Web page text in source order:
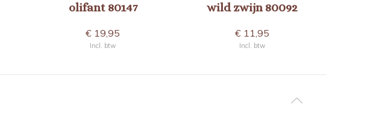
olifant 80147
€ 19,95
Incl. btw
wild zwijn 80092
€ 11,95
Incl. btw